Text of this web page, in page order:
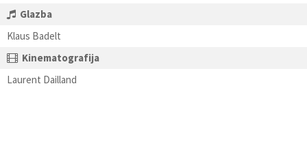
Glazba
Klaus Badelt
Kinematografija
Laurent Dailland